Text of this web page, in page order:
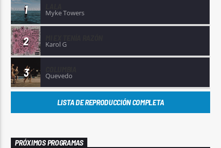
1 Myke Towers
2 Karol G
3 Quevedo
LISTA DE REPRODUCCIÓN COMPLETA
PRÓXIMOS PROGRAMAS